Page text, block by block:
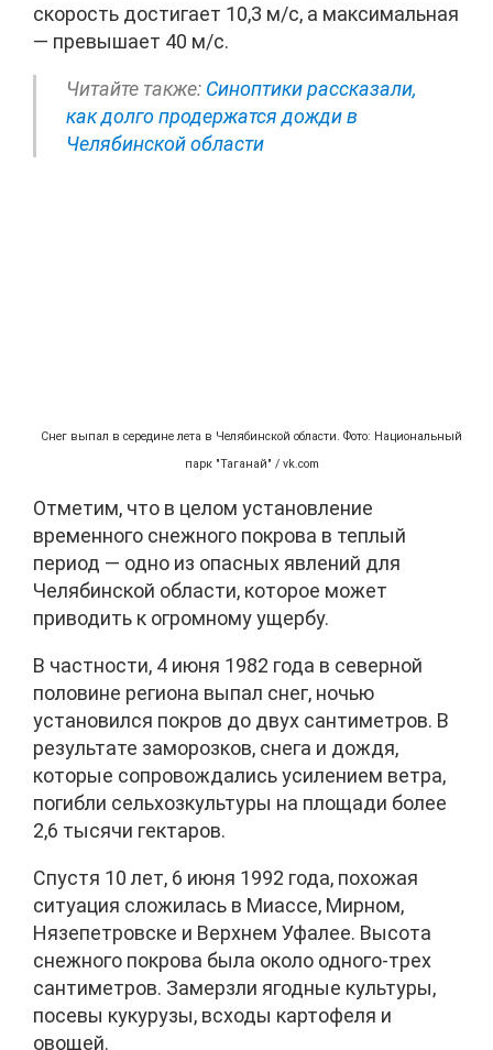
скорость достигает 10,3 м/с, а максимальная
— превышает 40 м/с.
Читайте также: Синоптики рассказали,
как долго продержатся дожди в
Челябинской области
Снег выпал в середине лета в Челябинской области. Фото: Национальный
парк "Таганай" / vk.com
Отметим, что в целом установление
временного снежного покрова в теплый
период — одно из опасных явлений для
Челябинской области, которое может
приводить к огромному ущербу.
В частности, 4 июня 1982 года в северной
половине региона выпал снег, ночью
установился покров до двух сантиметров. В
результате заморозков, снега и дождя,
которые сопровождались усилением ветра,
погибли сельхозкультуры на площади более
2,6 тысячи гектаров.
Спустя 10 лет, 6 июня 1992 года, похожая
ситуация сложилась в Миассе, Мирном,
Нязепетровске и Верхнем Уфалее. Высота
снежного покрова была около одного-трех
сантиметров. Замерзли ягодные культуры,
посевы кукурузы, всходы картофеля и
овощей.